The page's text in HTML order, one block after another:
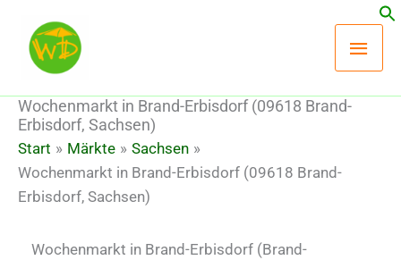
Inhalt
springen
Wochenmarkt in Brand-Erbisdorf (09618 Brand-
Erbisdorf, Sachsen)
Start Märkte
Sachsen
Wochenmarkt in Brand-Erbisdorf (09618 Brand-
Erbisdorf, Sachsen)
Wochenmarkt in Brand-Erbisdorf (Brand-